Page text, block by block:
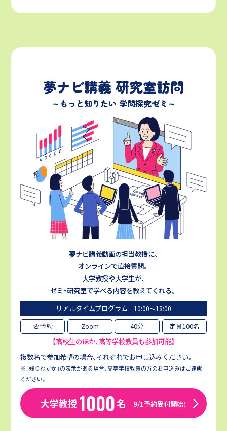
夢ナビ講義 研究室訪問
～もっと知りたい 学問探究ゼミ～
夢ナビ講義動画の担当教授に、
オンラインで直接質問。
大学教授や大学生が、
ゼミ・研究室で学べる内容を教えてくれる。
リアルタイムプログラム
10:00〜18:00
要予約 Zoom 40分 定員100名
【高校生のほか、高等学校教員も参加可能】
複数名で参加希望の場合、それぞれでお申し込みください。
※「残りわずか」の表示がある場合、高等学校教員の方のお申込みはご遠慮
ください。
大学教授1000名 9/1予約受付開始！